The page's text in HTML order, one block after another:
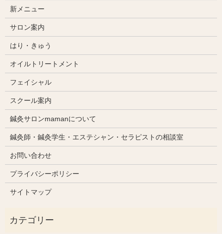
新メニュー
サロン案内
はり・きゅう
オイルトリートメント
フェイシャル
スクール案内
鍼灸サロンmamanについて
鍼灸師・鍼灸学生・エステシャン・セラピストの相談室
お問い合わせ
プライバシーポリシー
サイトマップ